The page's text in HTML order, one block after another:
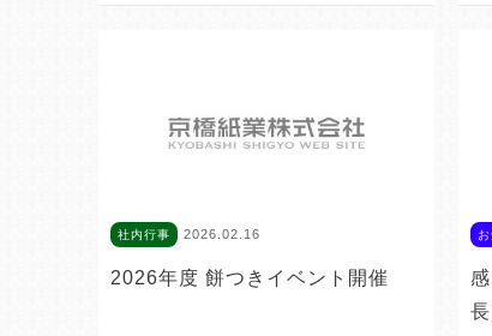
社内行事 2026.02.16
2026年度 餅つきイベント開催
長